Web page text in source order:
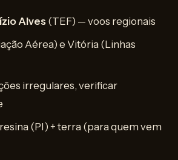
Alves (TEF) — voos regionais
Aérea) e Vitória (Linhas
irregulares, verificar
(PI) + terra (para quem vem